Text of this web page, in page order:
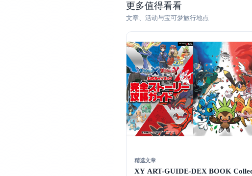
更多值得看看
文章、活动与宝可梦旅行地点
精选文章
XY ART-GUIDE-DEX BOOK